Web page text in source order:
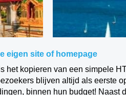
eigen site of homepage
het kopieren van een simpele
blijven altijd als eerste
binnen hun budget! Naast